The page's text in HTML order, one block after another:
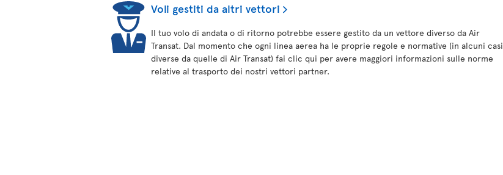
Voli gestiti da altri vettori
Il tuo volo di andata o di ritorno potrebbe essere gestito da un vettore diverso da Air
Transat. Dal momento che ogni linea aerea ha le proprie regole e normative (in alcuni casi
diverse da quelle di Air Transat) fai clic qui per avere maggiori informazioni sulle norme
relative al trasporto dei nostri vettori partner.